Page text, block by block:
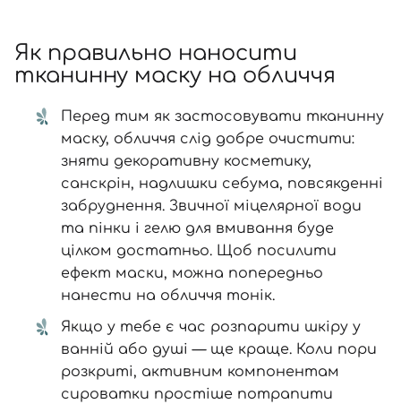
Як правильно наносити
тканинну маску на обличчя
Перед тим як застосовувати тканинну
маску, обличчя слід добре очистити:
зняти декоративну косметику,
санскрін, надлишки себума, повсякденні
забруднення. Звичної міцелярної води
та пінки і гелю для вмивання буде
цілком достатньо. Щоб посилити
ефект маски, можна попередньо
нанести на обличчя тонік.
Якщо у тебе є час розпарити шкіру у
ванній або душі — ще краще. Коли пори
розкриті, активним компонентам
сироватки простіше потрапити